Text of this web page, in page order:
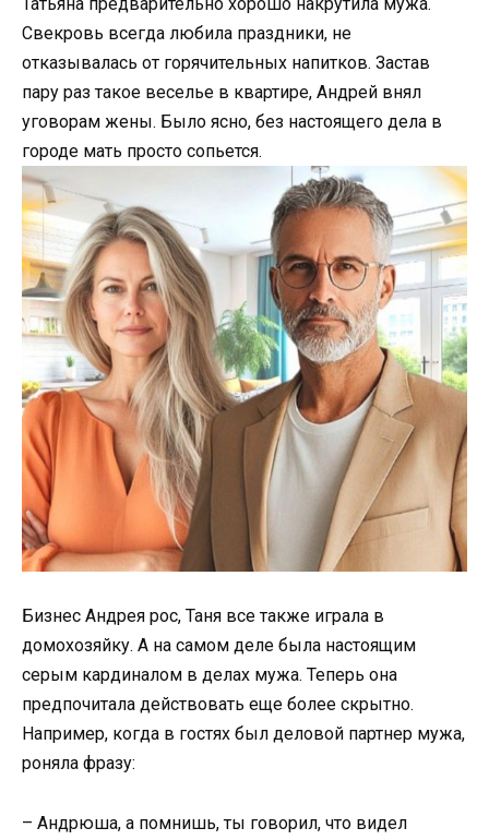
Свекровь всегда любила праздники, не
отказывалась от горячительных напитков. Застав
пару раз такое веселье в квартире, Андрей внял
уговорам жены. Было ясно, без настоящего дела в
городе мать просто сопьется.
Бизнес Андрея рос, Таня все также играла в
домохозяйку. А на самом деле была настоящим
серым кардиналом в делах мужа. Теперь она
предпочитала действовать еще более скрытно.
Например, когда в гостях был деловой партнер мужа,
роняла фразу:
– Андрюша, а помнишь, ты говорил, что видел